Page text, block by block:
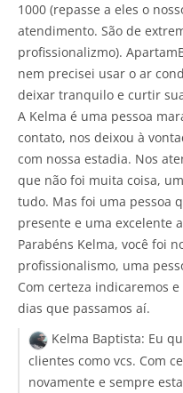
1000 (repasse a eles o
atendimento. São de
profissionalizmo).
nem precisei usar o ar
deixar tranquilo e curtir
A Kelma é uma pessoa
contato, nos deixou à
com nossa estadia. Nos
que não foi muita coisa,
tudo. Mas foi uma pessoa
presente e uma excelente
Parabéns Kelma, você foi
profissionalismo, uma
Com certeza indicaremos
dias que passamos aí.
Kelma Baptista: Eu
clientes como vcs. Com
novamente e sempre